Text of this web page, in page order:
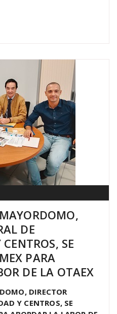
DE
SE
PARA
DE LA OTAEX
DIRECTOR
Y CENTROS, SE